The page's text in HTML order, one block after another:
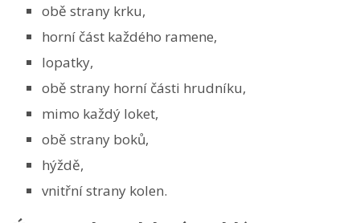
obě strany krku,
horní část každého ramene,
lopatky,
obě strany horní části hrudníku,
mimo každý loket,
obě strany boků,
hýždě,
vnitřní strany kolen.